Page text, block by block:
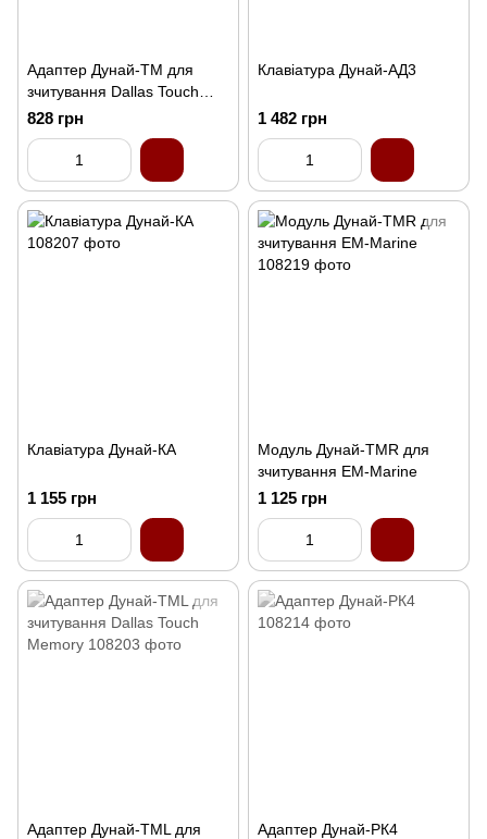
Адаптер Дунай-TM для
зчитування Dallas Touch
Memory
828 грн
Клавіатура Дунай-АД3
1 482 грн
Клавіатура Дунай-КА
1 155 грн
Модуль Дунай-ТМR для
зчитування EM-Marine
1 125 грн
Адаптер Дунай-TML для
Адаптер Дунай-РК4